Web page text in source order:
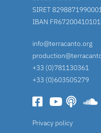
SIRET
IBAN
info@terracanto.org
+33 (0)781130361
+33 (0)603505279
Privacy policy